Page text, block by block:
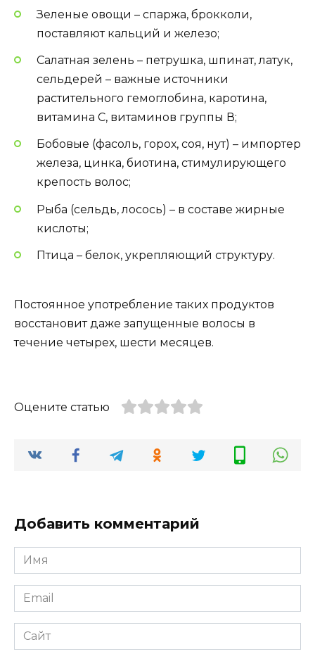
Зеленые овощи – спаржа, брокколи,
поставляют кальций и железо;
Салатная зелень – петрушка, шпинат, латук,
сельдерей – важные источники
растительного гемоглобина, каротина,
витамина С, витаминов группы В;
Бобовые (фасоль, горох, соя, нут) – импортер
железа, цинка, биотина, стимулирующего
крепость волос;
Рыба (сельдь, лосось) – в составе жирные
кислоты;
Птица – белок, укрепляющий структуру.
Постоянное употребление таких продуктов
восстановит даже запущенные волосы в
течение четырех, шести месяцев.
Оцените статью
Добавить комментарий
Имя
*
Email
*
Сайт